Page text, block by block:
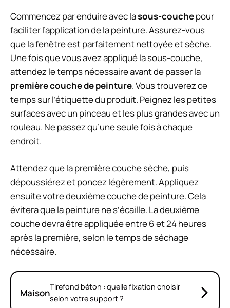
Commencez par enduire avec lasous-couchepour
faciliter l’application de la peinture. Assurez-vous
que la fenêtre est parfaitement nettoyée et sèche.
Une fois que vous avez appliqué la sous-couche,
attendez le temps nécessaire avant de passer la
première couche de peinture. Vous trouverez ce
temps sur l’étiquette du produit. Peignez les petites
surfaces avec un pinceau et les plus grandes avec un
rouleau. Ne passez qu’une seule fois à chaque
endroit.
Attendez que la première couche sèche, puis
dépoussiérez et poncez légèrement. Appliquez
ensuite votre deuxième couche de peinture. Cela
évitera que la peinture ne s’écaille. La deuxième
couche devra être appliquée entre 6 et 24 heures
après la première, selon le temps de séchage
nécessaire.
MaisonTirefond béton : quelle fixation choisir
selon votre support ?